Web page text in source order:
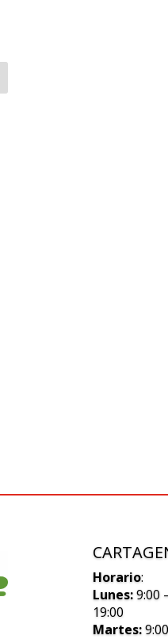
Horario:
Lunes:9:00
19:00
Martes: